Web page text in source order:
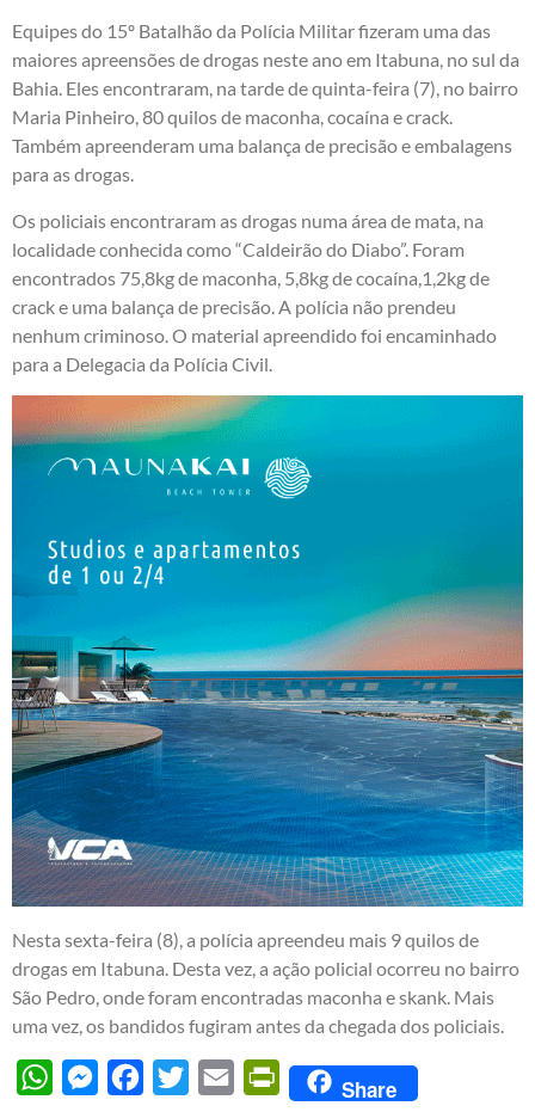
Equipes do 15º Batalhão da Polícia Militar fizeram uma das
maiores apreensões de drogas neste ano em Itabuna, no sul da
Bahia. Eles encontraram, na tarde de quinta-feira (7), no bairro
Maria Pinheiro, 80 quilos de maconha, cocaína e crack.
Também apreenderam uma balança de precisão e embalagens
para as drogas.
Os policiais encontraram as drogas numa área de mata, na
localidade conhecida como “Caldeirão do Diabo”. Foram
encontrados 75,8kg de maconha, 5,8kg de cocaína,1,2kg de
crack e uma balança de precisão. A polícia não prendeu
nenhum criminoso. O material apreendido foi encaminhado
para a Delegacia da Polícia Civil.
Nesta sexta-feira (8), a polícia apreendeu mais 9 quilos de
drogas em Itabuna. Desta vez, a ação policial ocorreu no bairro
São Pedro, onde foram encontradas maconha e skank. Mais
uma vez, os bandidos fugiram antes da chegada dos policiais.
WhatsAppMessengerFacebook
Twitter Email PrintFriendly
Share